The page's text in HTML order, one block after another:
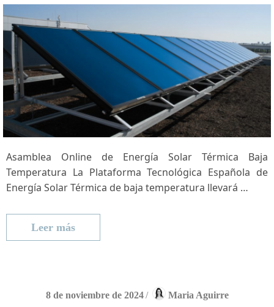
Asamblea Online de Energía Solar Térmica Baja
Temperatura La‍ Plataforma Tecnológica Española de
⁣Energía Solar⁣ Térmica de‌ baja​ temperatura llevará …
Leer más
8 de noviembre de 2024 / Maria Aguirre